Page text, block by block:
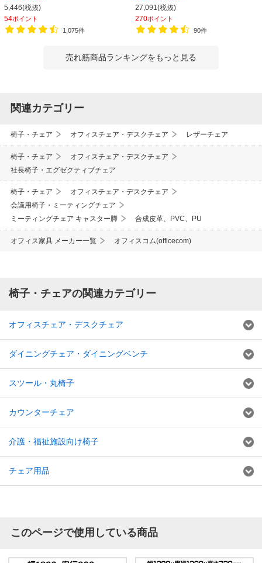
チェア 会議椅子 幅580×奥行580×高
さ835-930mm
5,446(税抜)
54ポイント
1,075件
565×高さ805mm 会議室 収納 法人
大人数 重ねる 会議用椅子 会議用チェ
ア
27,091(税抜)
270ポイント
90件
売れ筋商品ランキングをもっと見る
関連カテゴリー
椅子・チェア オフィスチェア・デスクチェア レザーチェア
椅子・チェア
オフィスチェア・デスクチェア
社長椅子・エグゼクティブチェア
椅子・チェア
オフィスチェア・デスクチェア
会議用椅子・ミーティングチェア
ミーティングチェア キャスター脚
合成皮革、PVC、PU
オフィス家具 メーカー一覧 オフィスコム(officecom)
椅子・チェアの関連カテゴリー
オフィスチェア・デスクチェア
ダイニングチェア・ダイニングベンチ
スツール・丸椅子
カウンターチェア
介護・福祉施設向け椅子
チェア用品
このページで使用している商品